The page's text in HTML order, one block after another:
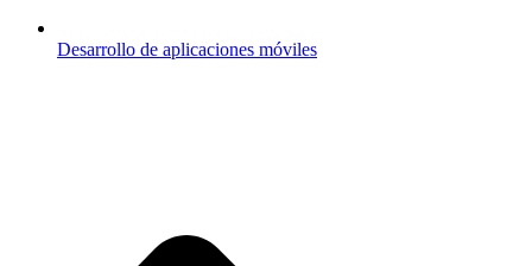
Desarrollo de aplicaciones móviles